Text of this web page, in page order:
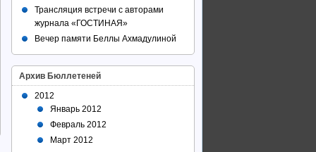
Трансляция встречи с авторами
журнала «ГОСТИНАЯ»
Вечер памяти Беллы Ахмадулиной
Архив Бюллетеней
2012
Январь 2012
Февраль 2012
Март 2012